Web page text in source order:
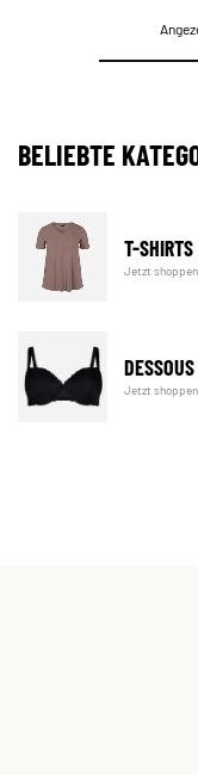
BELIEBTE
T-SHIRTS
Jetzt shoppen
DESSOUS
Jetzt shoppen